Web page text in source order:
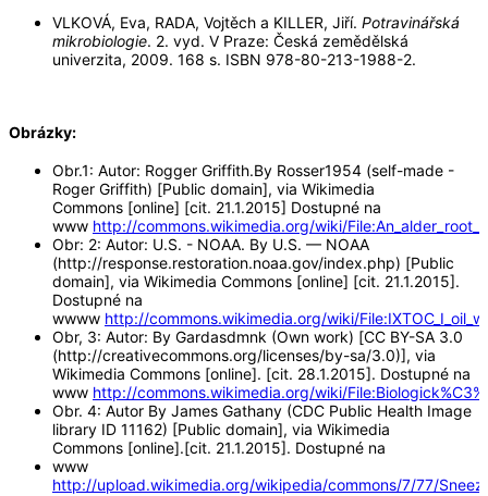
VLKOVÁ, Eva, RADA, Vojtěch a KILLER, Jiří. Potravinářská
mikrobiologie. 2. vyd. V Praze: Česká zemědělská
univerzita, 2009. 168 s. ISBN 978-80-213-1988-2.
Obrázky:
Obr.1: Autor: Rogger Griffith.By Rosser1954 (self-made -
Roger Griffith) [Public domain], via Wikimedia
Commons [online] [cit. 21.1.2015] Dostupné na
www http://commons.wikimedia.org/wiki/
Obr: 2: Autor: U.S. - NOAA. By U.S. — NOAA
(http://response.restoration.noaa.gov/index.php) [Public
domain], via Wikimedia Commons [online] [cit. 21.1.2015].
Dostupné na
wwww http://commons.wikimedia.org/wiki/
Obr, 3: Autor: By Gardasdmnk (Own work) [CC BY-SA 3.0
(http://creativecommons.org/licenses/by-sa/3.0)], via
Wikimedia Commons [online]. [cit. 28.1.2015]. Dostupné na
www http://commons.wikimedia.org/wiki/
Obr. 4: Autor By James Gathany (CDC Public Health Image
library ID 11162) [Public domain], via Wikimedia
Commons [online].[cit. 21.1.2015]. Dostupné na
www
http://upload.wikimedia.org/wikipedia/commons/7/77/